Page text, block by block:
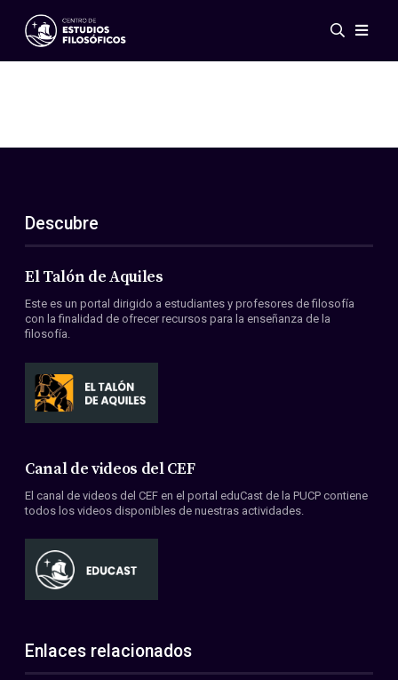
Eventos
ES
EN
Acerca de nosotros
Miembros
Convenios
Descubre
El Talón de Aquiles
Este es un portal dirigido a estudiantes y profesores de filosofía
con la finalidad de ofrecer recursos para la enseñanza de la
filosofía.
Canal de videos del CEF
El canal de videos del CEF en el portal eduCast de la PUCP contiene
todos los videos disponibles de nuestras actividades.
Enlaces relacionados